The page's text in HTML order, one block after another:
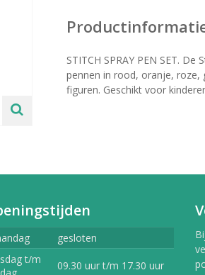
STITCH SPRAY PEN SET.
pennen in rood, oranje, roze,
figuren. Geschikt voor
gesloten
t/m
09.30 uur t/m 17.30 uur